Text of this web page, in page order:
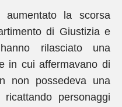
la scorsa
di Giustizia e
rilasciato una
in cui affermavano di
non possedeva una
personaggi